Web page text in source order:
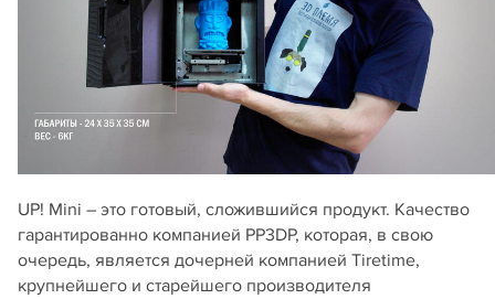
UP! Mini – это готовый, сложившийся продукт. Качество
гарантированно компанией PP3DP, которая, в свою
очередь, является дочерней компанией Tiretime,
крупнейшего и старейшего производителя